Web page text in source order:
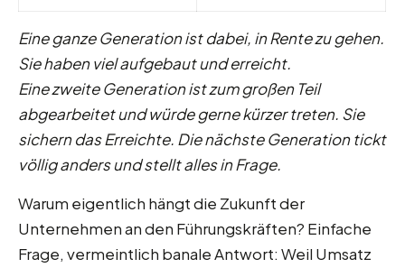
Eine ganze Generation ist dabei, in Rente zu gehen.
Sie haben viel aufgebaut und erreicht.
Eine zweite Generation ist zum großen Teil
abgearbeitet und würde gerne kürzer treten. Sie
sichern das Erreichte. Die nächste Generation tickt
völlig anders und stellt alles in Frage.
Warum eigentlich hängt die Zukunft der
Unternehmen an den Führungskräften? Einfache
Frage, vermeintlich banale Antwort: Weil Umsatz